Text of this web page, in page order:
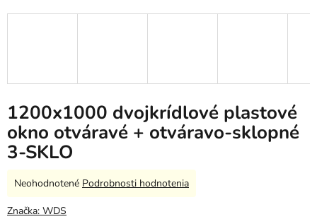
1200x1000 dvojkrídlové plastové
okno otváravé + otváravo-sklopné
3-SKLO
Priemerné
produktu
Neohodnotené Podrobnosti hodnotenia
Značka: WDS